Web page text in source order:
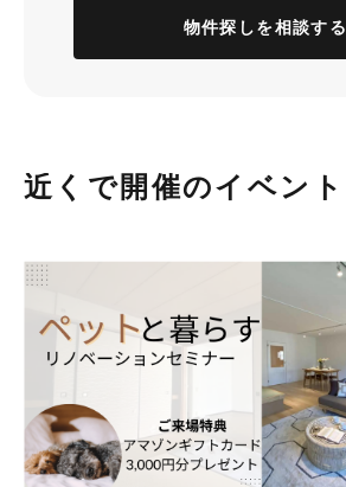
物件探しを相談する
近くで開催のイベント